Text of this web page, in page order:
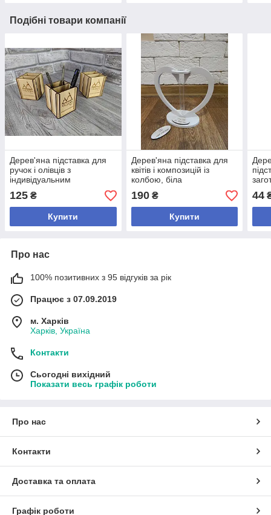
Подібні товари компанії
Дерев'яна підставка для
ручок і олівців з
індивідуальним
гравіюванням
125 ₴
Купити
Дерев'яна підставка для
квітів і композицій із
колбою, біла
190₴
Купити
44
Про нас
100% позитивних з 95 відгуків за рік
Працює з 07.09.2019
м. Харків
Харків, Україна
Контакти
Сьогодні вихідний
Показати весь графік роботи
Про нас
Контакти
Доставка та оплата
Графік роботи